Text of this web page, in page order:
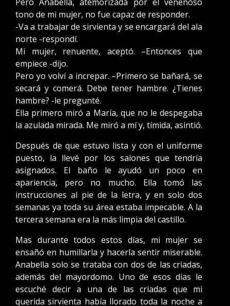
tono de mi mujer, no fue capaz de responder.
-Va a trabajar de sirvienta y se encargará del ala
norte -respondí.
Mi mujer, renuente, aceptó. –Entonces que
empiece -dijo.
Pero yo volví a increpar. –Primero se bañará, se
secará y comerá. Debe tener hambre. ¿Tienes
hambre? -le pregunté.
Ella primero miró a María, que no le despegaba
la azulada mirada. Me miró a mí y, tímida, asintió.
Después de que estuvo lista y con el uniforme
puesto, la llevé por los salones que tendría
asignados. El baño le ayudó un poco en
apariencia, pero no mucho. Ella tomó las
instrucciones al pie de la letra, y en solo dos
semanas ya toda su área estaba impecable. A la
tercera semana era la más limpia del castillo.
Mas durante todos estos días, mi mujer se
ensañó en humillarla y hacerla sentir miserable.
Anabella solo se trataba con dos de las criadas,
además del mayordomo. Uno de esos días le
escuché decir a una de las criadas que mi
querida sirvienta había llorado toda la noche a